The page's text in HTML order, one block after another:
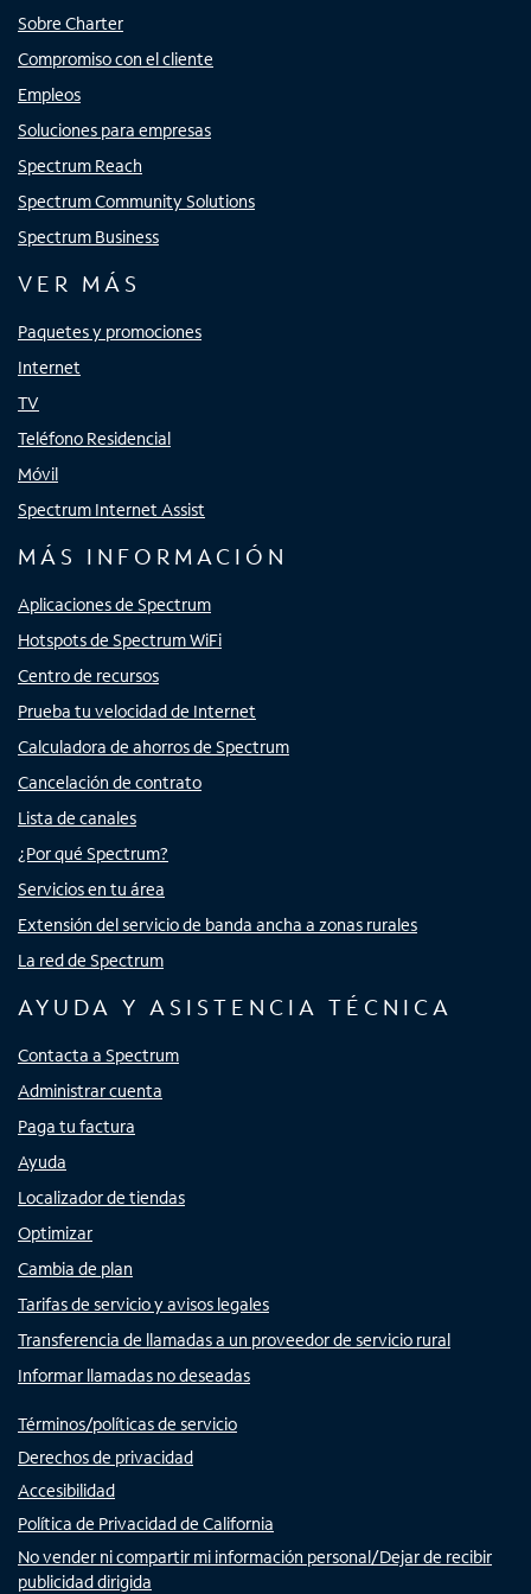
Sobre Charter
Compromiso con el cliente
Empleos
Soluciones para empresas
Spectrum Reach
Spectrum Community Solutions
Spectrum Business
VER MÁS
Paquetes y promociones
Internet
TV
Teléfono Residencial
Móvil
Spectrum Internet Assist
MÁS INFORMACIÓN
Aplicaciones de Spectrum
Hotspots de Spectrum WiFi
Centro de recursos
Prueba tu velocidad de Internet
Calculadora de ahorros de Spectrum
Cancelación de contrato
Lista de canales
¿Por qué Spectrum?
Servicios en tu área
Extensión del servicio de banda ancha a zonas rurales
La red de Spectrum
AYUDA Y ASISTENCIA TÉCNICA
Contacta a Spectrum
Administrar cuenta
Paga tu factura
Ayuda
Localizador de tiendas
Optimizar
Cambia de plan
Tarifas de servicio y avisos legales
Transferencia de llamadas a un proveedor de servicio rural
Informar llamadas no deseadas
Términos/políticas de servicio
Derechos de privacidad
Accesibilidad
Política de Privacidad de California
No vender ni compartir mi información personal/Dejar de recibir
publicidad dirigida